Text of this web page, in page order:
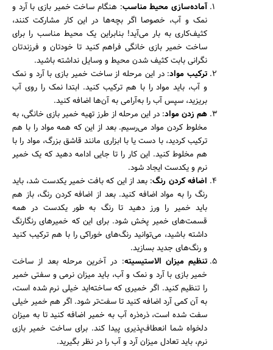
آماده‌سازی محیط مناسب: هنگام ساخت خمیر بازی با آرد و
نمک و آب، خصوصا اگر بچه‌ها در این کار مشارکت کنند،
کثیف‌کاری به بار می‌آید! بنابراین یک محیط مناسب را برای
ساخت خمیر بازی خانگی فراهم کنید تا خودتان و فرزندتان
نگرانی بابت کثیف شدن محیط و وسایل نداشته باشید.
ترکیب مواد: در این مرحله از ساخت خمیر بازی با آرد و نمک
و آب، باید مواد را با هم ترکیب کنید. ابتدا نمک را روی آب
بریزید، سپس آب را به‌آرامی به آن‌ها اضافه کنید.
هم زدن مواد: در این مرحله از طرز تهیه خمیر بازی خانگی، به
مخلوط کردن مواد می‌رسیم. بعد از این که همه مواد را با هم
ترکیب کردید، با دست یا با ابزاری مانند قاشق بزرگ، مواد را با
هم مخلوط کنید. این کار را تا جایی ادامه دهید که یک خمیر
نرم و یکدست ایجاد شود.
اضافه کردن رنگ: بعد از این که بافت خمیر یکدست شد، باید
رنگ را به مواد اضافه کنید. بعد از اضافه کردن رنگ، باز هم
باید خمیر را ورز دهید تا رنگ به طور یکدست در همه
قسمت‌های خمیر پخش شود. برای این که خمیرهای رنگارنگ
داشته باشید، می‌توانید رنگ‌های خوراکی را با هم ترکیب کنید
و رنگ‌های جدید بسازید.
تنظیم میزان الاستیسیته: در آخرین مرحله بعد از ساخت
خمیر بازی با آرد و نمک و آب، باید میزان نرمی و سفتی خمیر
را تنظیم کنید. اگر خمیری که ساخته‌اید خیلی نرم شده است،
به آن کمی آرد اضافه کنید تا سفت‌تر شود. اگر هم خمیر خیلی
سفت شده است، ذره‌ذره آب به خمیر اضافه کنید تا به میزان
دلخواه شما انعطاف‌پذیری پیدا کند. برای ساخت خمیر بازی
نرم، باید تعادل میزان آرد و آب را در نظر بگیرید.